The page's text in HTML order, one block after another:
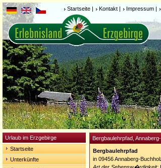
Startseite | Kontakt | Impressum |
Urlaub im Erzgebirge
Startseite
Unterkünfte
Bergbaulehrpfad,
Bergbaulehrpfad
in 09456 Annaberg-